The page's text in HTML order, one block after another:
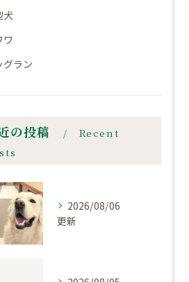
犬
ワ
グラン
の投稿
Recent
2026/08/06
更新